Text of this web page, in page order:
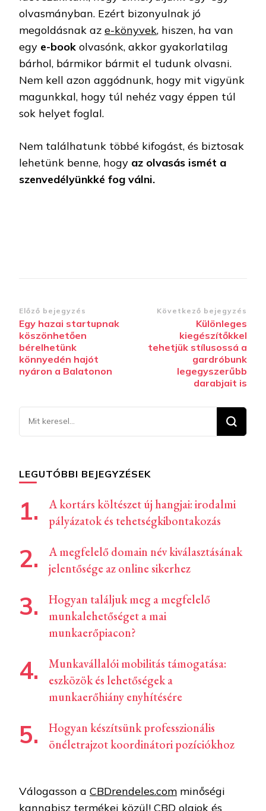
olvasmányban. Ezért bizonyulnak jó
megoldásnak az e-könyvek, hiszen, ha van
egy e-book olvasónk, akkor gyakorlatilag
bárhol, bármikor bármit el tudunk olvasni.
Nem kell azon aggódnunk, hogy mit vigyünk
magunkkal, hogy túl nehéz vagy éppen túl
sok helyet foglal.
Nem találhatunk többé kifogást, és biztosak
lehetünk benne, hogy az olvasás ismét a
szenvedélyünkké fog válni.
Bejegyzések
navigációja
Előző bejegyzés
Egy hazai startupnak
köszönhetően
bérelhetünk
könnyedén hajót
nyáron a Balatonon
Következő bejegyzés
Különleges
kiegészítőkkel
tehetjük stílusossá a
gardróbunk
legegyszerűbb
darabjait is
Keresel
valamit?
LEGUTÓBBI BEJEGYZÉSEK
A kortárs költészet új hangjai: irodalmi
pályázatok és tehetségkibontakozás
A megfelelő domain név kiválasztásának
jelentősége az online sikerhez
Hogyan találjuk meg a megfelelő
munkalehetőséget a mai
munkaerőpiacon?
Munkavállalói mobilitás támogatása:
eszközök és lehetőségek a
munkaerőhiány enyhítésére
Hogyan készítsünk professzionális
önéletrajzot koordinátori pozíciókhoz
Válogasson a CBDrendeles.com minőségi
kannabisz termékei közül! CBD olajok és